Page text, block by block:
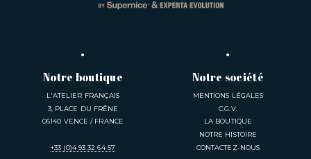
Notre boutique
L'ATELIER FRANÇAIS
3, PLACE DU FRÊNE
06140 VENCE / FRANCE
+33 (0)4 93 32 64 57
Notre société
MENTIONS LÉGALES
C.G.V.
LA BOUTIQUE
NOTRE HISTOIRE
CONTACTEZ-NOUS